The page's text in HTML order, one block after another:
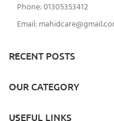
Phone: 01305353412
Email:
RECENT POSTS
OUR CATEGORY
USEFUL LINKS